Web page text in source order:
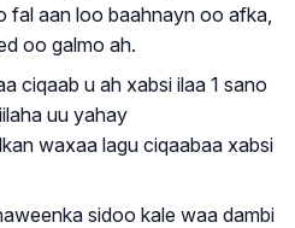
fal aan loo baahnayn oo afka,
oo galmo ah.
ciqaab u ah xabsi ilaa 1 sano
uu yahay
waxaa lagu ciqaabaa xabsi
sidoo kale waa dambi